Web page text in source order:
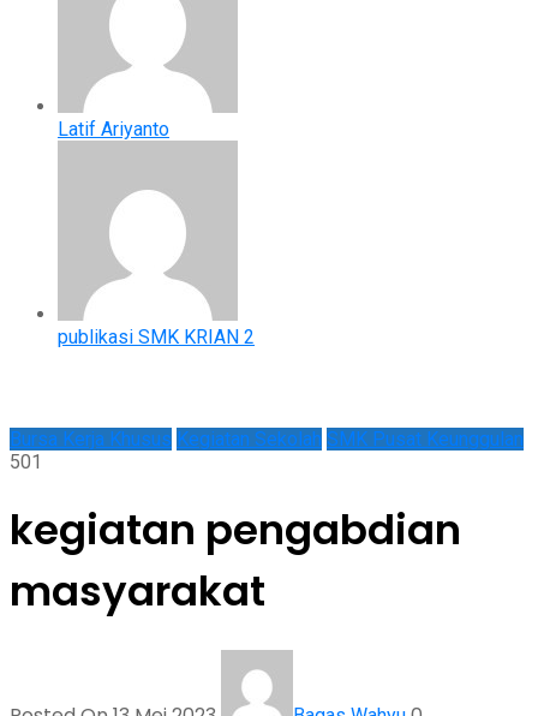
Latif Ariyanto
publikasi SMK KRIAN 2
Bursa Kerja Khusus Kegiatan Sekolah SMK Pusat Keunggulan
501
kegiatan pengabdian
masyarakat